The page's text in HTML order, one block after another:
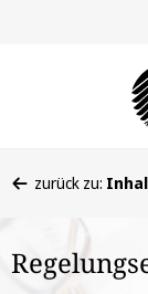
befinden
hier:
zurück zu: